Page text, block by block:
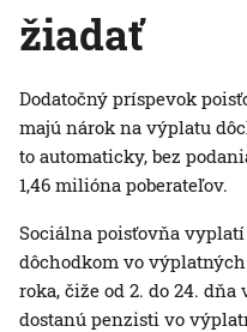
žiadať
Dodatočný príspevok
majú nárok na výplatu
to automaticky, bez
1,46 milióna poberateľov.
Sociálna poisťovňa
dôchodkom vo
roka, čiže od 2. do 24.
dostanú penzisti vo